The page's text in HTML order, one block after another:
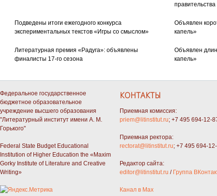
Подведены итоги ежегодного конкурса
экспериментальных текстов «Игры со смыслом»
Объявлен
капель»
Литературная премия «Радуга»: объявлены
финалисты 17-го сезона
Объявлен
капель»
Федеральное государственное
бюджетное образовательное
учреждение высшего образования
"Литературный институт имени А. М.
Горького"
Federal State Budget Educational
Institution of Higher Education the «Maxim
Gorky Institute of Literature and Creative
Writing»
КОНТАКТЫ
Приемная комиссия:
priem@litinstitut.ru; +7 495 694-12-
Приемная ректора:
rectorat@litinstitut.ru; +7 495 694-
Редактор сайта:
editor@litinstitut.ru / Группа
Канал в Max